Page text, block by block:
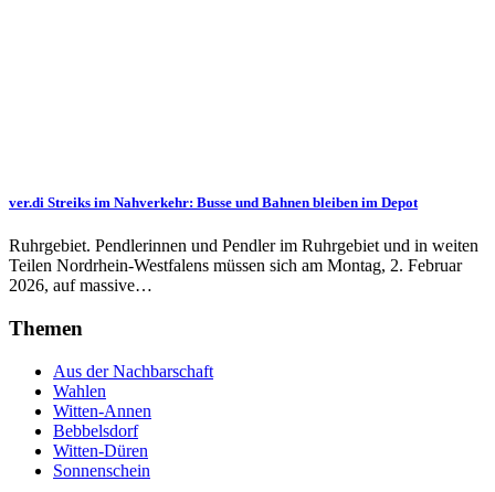
ver.di Streiks im Nahverkehr: Busse und Bahnen bleiben im Depot
Ruhrgebiet. Pendlerinnen und Pendler im Ruhrgebiet und in weiten
Teilen Nordrhein-Westfalens müssen sich am Montag, 2. Februar
2026, auf massive…
Themen
Aus der Nachbarschaft
Wahlen
Witten-Annen
Bebbelsdorf
Witten-Düren
Sonnenschein